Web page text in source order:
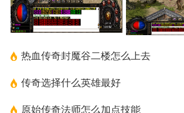
热血传奇封魔谷二楼怎么上去
传奇选择什么英雄最好
原始传奇法师怎么加点技能